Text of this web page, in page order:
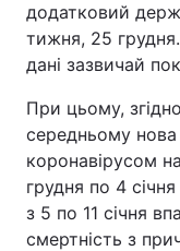
додатковий
тижня, 25 грудня.
дані зазвичай
При цьому,
середньому нова
коронавірусом
грудня по 4
з 5 по 11 січня
смертність з